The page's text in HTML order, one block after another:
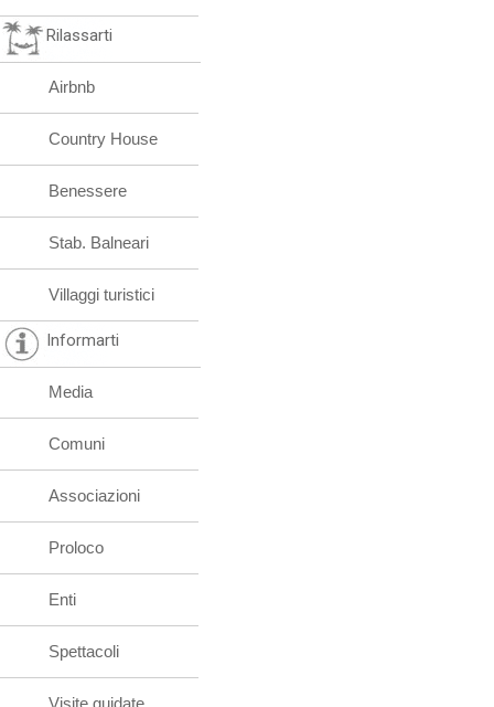
Rilassarti
Airbnb
Country House
Benessere
Stab. Balneari
Villaggi turistici
Informarti
Media
Comuni
Associazioni
Proloco
Enti
Spettacoli
Visite guidate